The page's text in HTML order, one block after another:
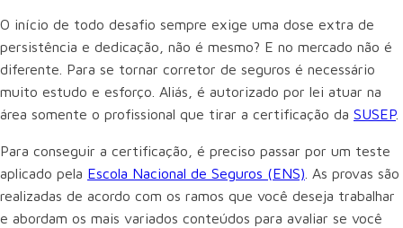
O início de todo desafio sempre exige uma dose extra de
persistência e dedicação, não é mesmo? E no mercado não é
diferente. Para se tornar corretor de seguros é necessário
muito estudo e esforço. Aliás, é autorizado por lei atuar na
área somente o profissional que tirar a certificação da SUSEP.
Para conseguir a certificação, é preciso passar por um teste
aplicado pela Escola Nacional de Seguros (ENS) . As provas são
realizadas de acordo com os ramos que você deseja trabalhar
e abordam os mais variados conteúdos para avaliar se você